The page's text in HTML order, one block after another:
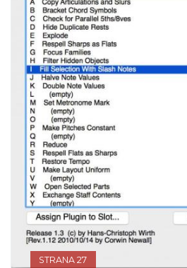
STRANA 27